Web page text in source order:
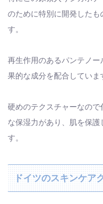
のために特別に開発したも
す。
再生作用のあるパンテノ
果的な成分を配合していま
硬めのテクスチャーなの
な保湿力があり、肌を保護
す。
ドイツのスキンケア